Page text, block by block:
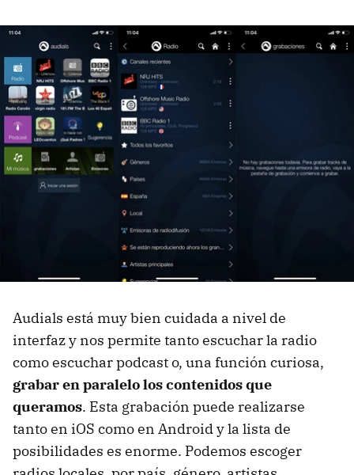
Audials está muy bien cuidada a nivel de
interfaz y nos permite tanto escuchar la radio
como escuchar podcast o, una función curiosa,
grabar en paralelo los contenidos que
queramos. Esta grabación puede realizarse
tanto en iOS como en Android y la lista de
posibilidades es enorme. Podemos escoger